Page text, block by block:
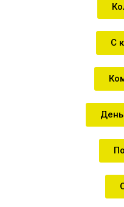
С